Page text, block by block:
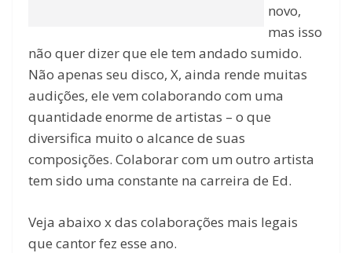
novo,
mas isso
não quer dizer que ele tem andado sumido.
Não apenas seu disco, X, ainda rende muitas
audições, ele vem colaborando com uma
quantidade enorme de artistas – o que
diversifica muito o alcance de suas
composições. Colaborar com um outro artista
tem sido uma constante na carreira de Ed.
Veja abaixo x das colaborações mais legais
que cantor fez esse ano.